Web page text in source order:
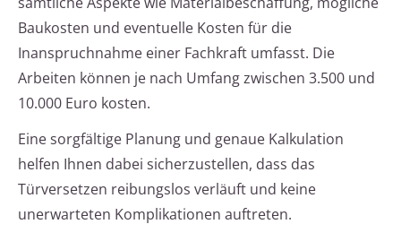
Baukosten und eventuelle Kosten für die
Inanspruchnahme einer Fachkraft umfasst. Die
Arbeiten können je nach Umfang zwischen 3.500 und
10.000 Euro kosten.
Eine sorgfältige Planung und genaue Kalkulation
helfen Ihnen dabei sicherzustellen, dass das
Türversetzen reibungslos verläuft und keine
unerwarteten Komplikationen auftreten.